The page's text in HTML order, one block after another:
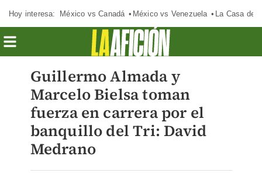
Hoy interesa: México vs Canadá México vs Venezuela La Casa de
Guillermo Almada y
Marcelo Bielsa toman
fuerza en carrera por el
banquillo del Tri: David
Medrano